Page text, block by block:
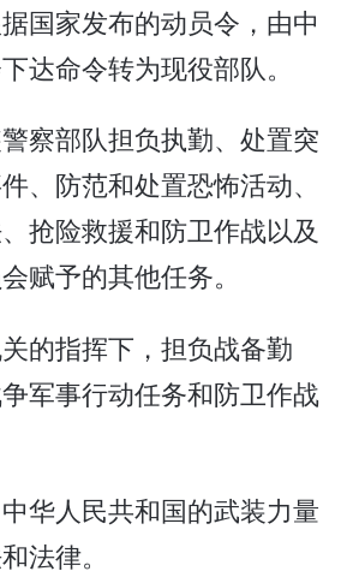
国家发布的动员令，由中
达命令转为现役部队。
察部队担负执勤、处置突
、防范和处置恐怖活动、
抢险救援和防卫作战以及
赋予的其他任务。
的指挥下，担负战备勤
军事行动任务和防卫作战
华人民共和国的武装力量
法律。